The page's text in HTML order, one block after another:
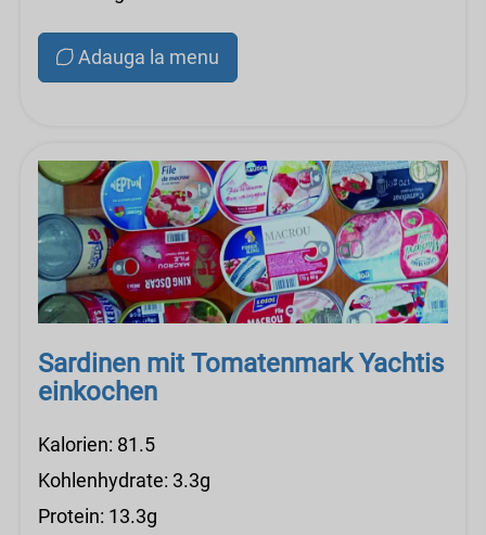
Adauga la menu
Sardinen mit Tomatenmark Yachtis
einkochen
Kalorien: 81.5
Kohlenhydrate: 3.3g
Protein: 13.3g